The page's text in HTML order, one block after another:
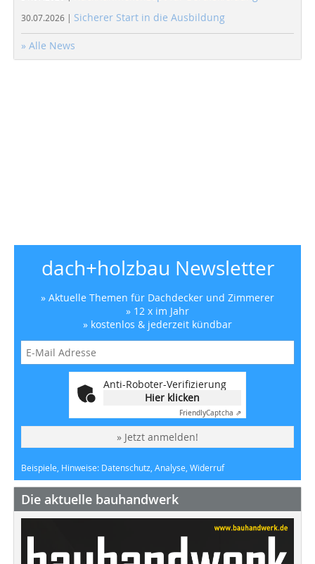
30.07.2026 | Sicherer Start in die Ausbildung
» Alle News
dach+holzbau Newsletter
» Aktuelle Themen für Dachdecker und Zimmerer
» 12 x im Jahr
» kostenlos & jederzeit kündbar
Anti-Roboter-Verifizierung
Hier klicken
FriendlyCaptcha ⇗
» Jetzt anmelden!
Beispiele, Hinweise: Datenschutz, Analyse, Widerruf
Die aktuelle bauhandwerk